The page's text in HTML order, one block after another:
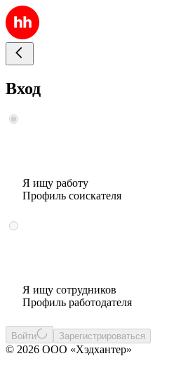
Вход
Я ищу работу
Профиль соискателя
Я ищу сотрудников
Профиль работодателя
Войти Зарегистрироваться
© 2026 ООО «Хэдхантер»